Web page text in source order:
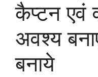
कैप्टन एवं
अवश्य
बनाये